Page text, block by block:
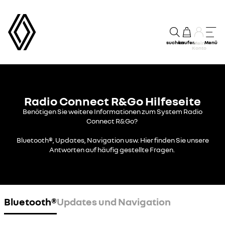
suchenkaufenMein
Konto
Menü
Radio Connect R&Go Hilfeseite
Benötigen Sie weitere Informationen zum System Radio
Connect R&Go?
Bluetooth®, Updates, Navigation usw. Hier finden Sie unsere
Antworten auf häufig gestellte Fragen.
Bluetooth®Updates und Navigation